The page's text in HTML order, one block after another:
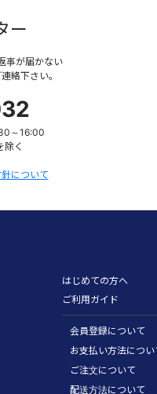
ー
事が届かない
絡下さい。
～16:00
除く
について
はじめての方へ
ご利用ガイド
会員登録について
お支払い方法につい
ご注文について
配送方法について